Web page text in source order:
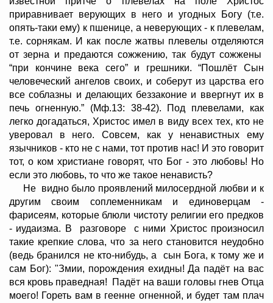
приравнивает верующих в него и угодных Богу (т.е.
опять-таки ему) к пшенице, а неверующих - к плевелам,
т.е. сорнякам. И как после жатвы плевелы отделяются
от зерна и предаются сожжению, так будут сожжены
“при кончине века сего” и грешники. “Пошлёт Сын
человеческий ангелов своих, и соберут из царства его
все соблазны и делающих беззаконие и ввергнут их в
печь огненную.” (Мф.13: 38-42). Под плевелами, как
легко догадаться, Христос имел в виду всех тех, кто не
уверовал в него. Совсем, как у ненавистных ему
язычников - кто не с нами, тот против нас! И это говорит
тот, о ком христиане говорят, что Бог - это любовь! Но
если это любовь, то что же такое ненависть?
Не видно было проявлений милосердной любви и к
другим своим соплеменникам и единоверцам -
фарисеям, которые блюли чистоту религии его предков
- иудаизма. В разговоре с ними Христос произносил
такие крепкие слова, что за него становится неудобно
(ведь бранился не кто-нибудь, а сын Бога, к тому же и
сам Бог): "Змии, порождения ехидны! Да падёт на вас
вся кровь праведная! Падёт на ваши головы гнев Отца
моего! Гореть вам в геенне огненной, и будет там плач